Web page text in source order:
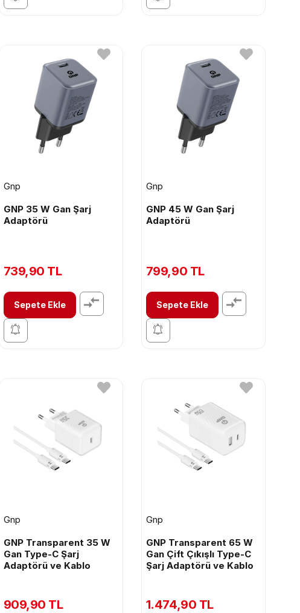
Gnp
GNP 35 W Gan Şarj
Adaptörü
739,90 TL
Sepete Ekle
Gnp
GNP 45 W Gan Şarj
Adaptörü
799,90 TL
Sepete Ekle
Gnp
GNP Transparent 35 W
Gan Type-C Şarj
Adaptörü ve Kablo
909,90 TL
Gnp
GNP Transparent 65 W
Gan Çift Çıkışlı Type-C
Şarj Adaptörü ve Kablo
1.474,90 TL